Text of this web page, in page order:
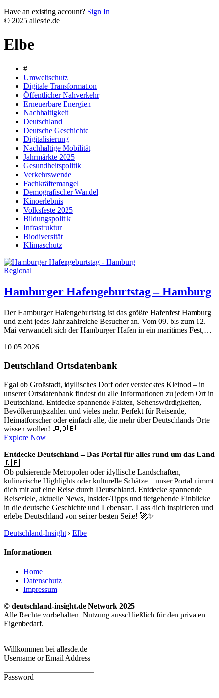
Have an existing account? Sign In
© 2025 allesde.de
Elbe
#
Umweltschutz
Digitale Transformation
Öffentlicher Nahverkehr
Erneuerbare Energien
Nachhaltigkeit
Deutschland
Deutsche Geschichte
Digitalisierung
Nachhaltige Mobilität
Jahrmärkte 2025
Gesundheitspolitik
Verkehrswende
Fachkräftemangel
Demografischer Wandel
Kinoerlebnis
Volksfeste 2025
Bildungspolitik
Infrastruktur
Biodiversität
Klimaschutz
Regional
Hamburger Hafengeburtstag – Hamburg
Der Hamburger Hafengeburtstag ist das größte Hafenfest Hamburg
und zieht jedes Jahr zahlreiche Besucher an. Vom 09. bis zum 12.
Mai verwandelt sich der Hamburger Hafen in ein maritimes Fest,…
10.05.2026
Deutschland Ortsdatenbank
Egal ob Großstadt, idyllisches Dorf oder verstecktes Kleinod – in
unserer Ortsdatenbank findest du alle Informationen zu jedem Ort in
Deutschland. Entdecke spannende Fakten, Sehenswürdigkeiten,
Bevölkerungszahlen und vieles mehr. Perfekt für Reisende,
Heimatforscher oder einfach alle, die mehr über Deutschlands Orte
wissen wollen! 🔎🇩🇪
Explore Now
Entdecke Deutschland – Das Portal für alles rund um das Land
🇩🇪
Ob pulsierende Metropolen oder idyllische Landschaften,
kulinarische Highlights oder kulturelle Schätze – unser Portal nimmt
dich mit auf eine Reise durch Deutschland. Entdecke spannende
Reiseziele, aktuelle News, Insider-Tipps und tiefgehende Einblicke
in die deutsche Geschichte und Lebensart. Lass dich inspirieren und
erlebe Deutschland von seiner besten Seite! 🚀✨
Deutschland-Insight › Elbe
Informationen
Home
Datenschutz
Impressum
© deutschland-insight.de Network 2025
Alle Rechte vorbehalten. Nutzung ausschließlich für den privaten
Eigenbedarf.
Willkommen bei allesde.de
Username or Email Address
Password